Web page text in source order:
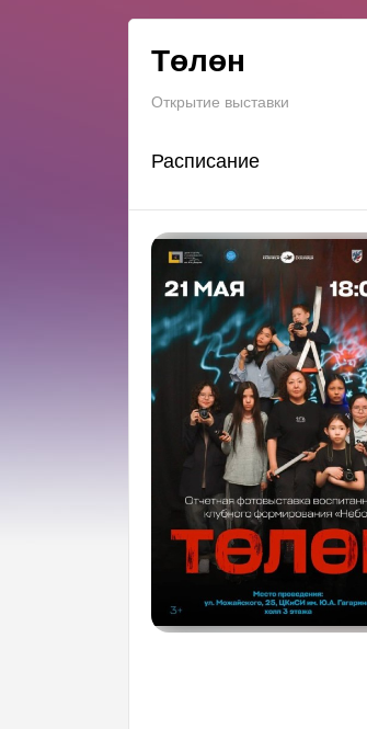
Төлөн
Открытие выставки
Расписание